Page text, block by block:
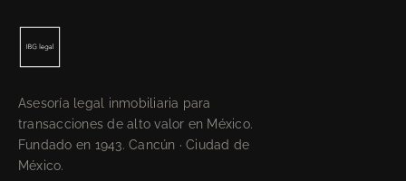
Asesoría legal inmobiliaria para
transacciones de alto valor en México.
Fundado en 1943. Cancún · Ciudad de
México.